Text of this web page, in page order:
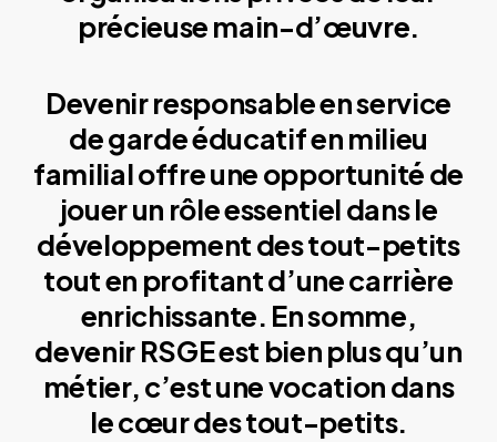
précieuse main-d’œuvre.
Devenir responsable en service
de garde éducatif en milieu
familial offre une opportunité de
jouer un rôle essentiel dans le
développement des tout-petits
tout en profitant d’une carrière
enrichissante. En somme,
devenir RSGE est bien plus qu’un
métier, c’est une vocation dans
le cœur des tout-petits.